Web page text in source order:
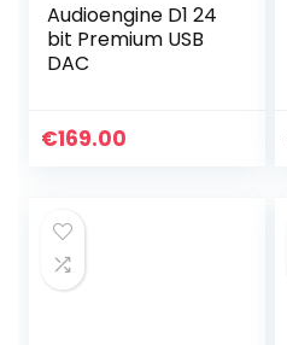
Audioengine D1 24
bit Premium USB
DAC
€169.00